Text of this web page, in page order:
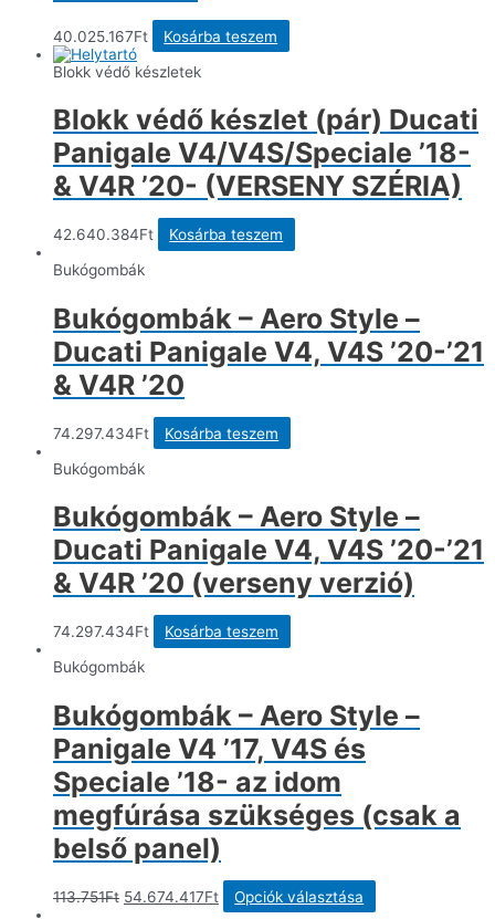
40.025.167Ft
Kosárba teszem
Blokk védő készletek
Blokk védő készlet (pár) Ducati
Panigale V4/V4S/Speciale ’18-
& V4R ’20- (VERSENY SZÉRIA)
42.640.384Ft
Kosárba teszem
Bukógombák
Bukógombák – Aero Style –
Ducati Panigale V4, V4S ’20-’21
& V4R ’20
74.297.434Ft
Kosárba teszem
Bukógombák
Bukógombák – Aero Style –
Ducati Panigale V4, V4S ’20-’21
& V4R ’20 (verseny verzió)
74.297.434Ft Kosárba teszem
Bukógombák
Bukógombák – Aero Style –
Panigale V4 ’17, V4S és
Speciale ’18- az idom
megfúrása szükséges (csak a
belső panel)
113.751Ft Original
54.674.417FtCurrent
price
Opciók választása
a